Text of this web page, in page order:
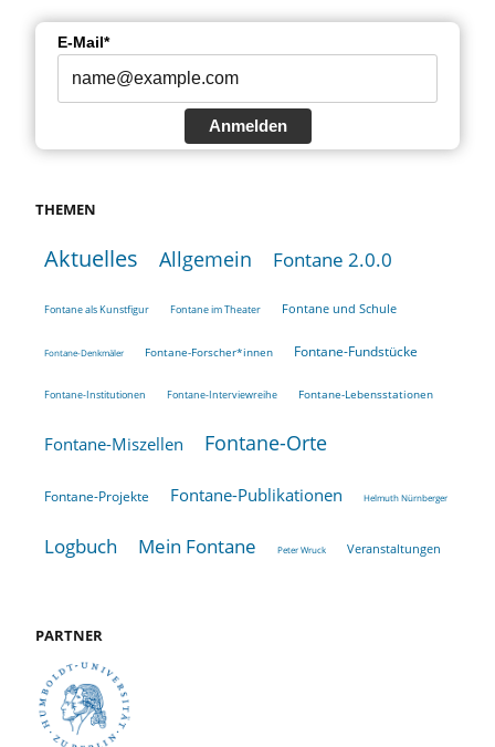
E-Mail*
Anmelden
THEMEN
Aktuelles Allgemein Fontane 2.0.0
Fontane als Kunstfigur Fontane im Theater Fontane und Schule
Fontane-Denkmäler Fontane-Forscher*innen Fontane-Fundstücke
Fontane-Institutionen Fontane-Interviewreihe Fontane-Lebensstationen
Fontane-Miszellen Fontane-Orte
Fontane-Projekte Fontane-Publikationen Helmuth Nürnberger
Logbuch Mein Fontane Peter Wruck Veranstaltungen
PARTNER